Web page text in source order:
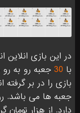
با 30 جعبه رو به
بازی را در بر
جعبه ها می باشد.